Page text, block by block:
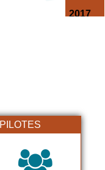
2017
2022
PILOTES